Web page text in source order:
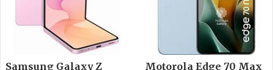
Samsung Galaxy Z
Motorola Edge 70 Max